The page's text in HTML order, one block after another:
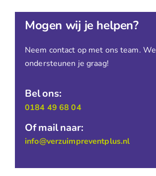
Mogen wij je helpen?
Neem contact op met ons team. We
ondersteunen je graag!
Bel ons:
0184 49 68 04
Of mail naar:
info@verzuimpreventplus.nl